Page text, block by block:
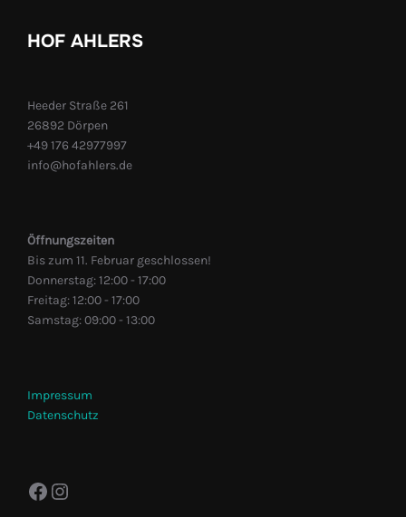
HOF AHLERS
Heeder Straße 261
26892 Dörpen
+49 176 42977997
info@hofahlers.de
Öffnungszeiten
Bis zum 11. Februar geschlossen!
Donnerstag: 12:00 - 17:00
Freitag: 12:00 - 17:00
Samstag: 09:00 - 13:00
Impressum
Datenschutz
Facebook
Instagram